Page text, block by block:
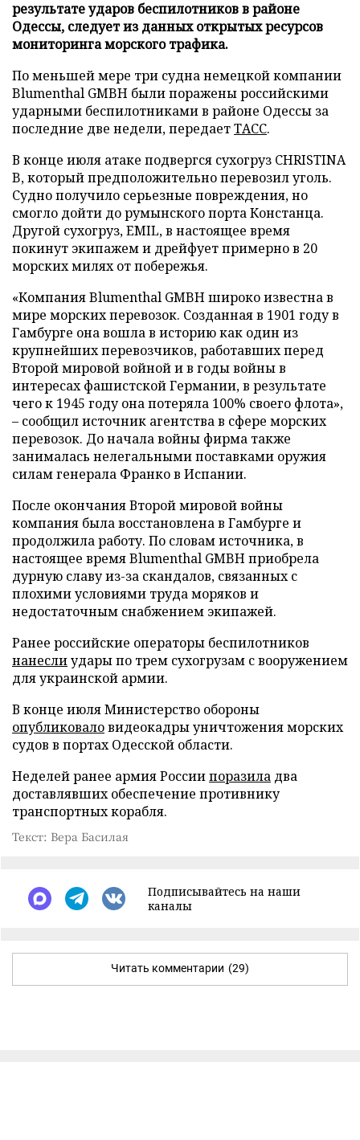
результате ударов беспилотников в районе
Одессы, следует из данных открытых ресурсов
мониторинга морского трафика.
По меньшей мере три судна немецкой компании
Blumenthal GMBH были поражены российскими
ударными беспилотниками в районе Одессы за
последние две недели, передаетТАСС.
В конце июля атаке подвергся сухогруз CHRISTINA
B, который предположительно перевозил уголь.
Судно получило серьезные повреждения, но
смогло дойти до румынского порта Констанца.
Другой сухогруз, EMIL, в настоящее время
покинут экипажем и дрейфует примерно в 20
морских милях от побережья.
«Компания Blumenthal GMBH широко известна в
мире морских перевозок. Созданная в 1901 году в
Гамбурге она вошла в историю как один из
крупнейших перевозчиков, работавших перед
Второй мировой войной и в годы войны в
интересах фашистской Германии, в результате
чего к 1945 году она потеряла 100% своего флота»,
– сообщил источник агентства в сфере морских
перевозок. До начала войны фирма также
занималась нелегальными поставками оружия
силам генерала Франко в Испании.
После окончания Второй мировой войны
компания была восстановлена в Гамбурге и
продолжила работу. По словам источника, в
настоящее время Blumenthal GMBH приобрела
дурную славу из-за скандалов, связанных с
плохими условиями труда моряков и
недостаточным снабжением экипажей.
Ранее российские операторы беспилотников
нанеслиудары по трем сухогрузам с вооружением
для украинской армии.
В конце июля Министерство обороны
опубликоваловидеокадры уничтожения морских
судов в портах Одесской области.
Неделей ранее армия Россиипоразила два
доставлявших обеспечение противнику
транспортных корабля.
Текст: Вера Басилая
Подписывайтесь на наши
каналы
Читать комментарии (29)